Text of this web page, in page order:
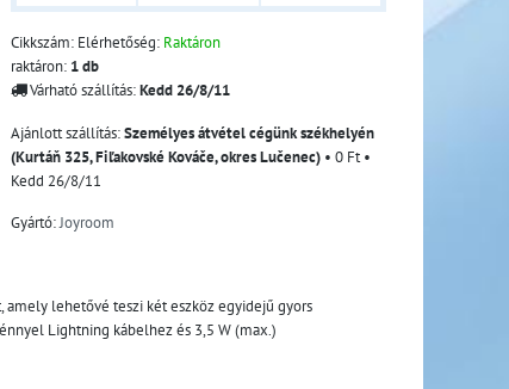
Cikkszám: Elérhetőség: Raktáron
raktáron: 1db
Várható szállítás:Kedd26/8/11
Személyes átvétel cégünk székhelyén
(Kurtáň 325, Fiľakovské Kováče, okres Lučenec) • 0 Ft •
Kedd 26/8/11
Gyártó:Joyroom
lehetővé teszi két eszköz egyidejű gyors
Lightning kábelhez és 3,5 W (max.)